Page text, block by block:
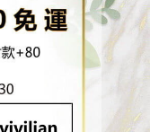
護人之同意方可使用
損失，本公司不負相關責
號之用戶狀況，依本公司即
形，本公司將視審查結果
若發現惡意使用之情形，
度並採取法律行動。